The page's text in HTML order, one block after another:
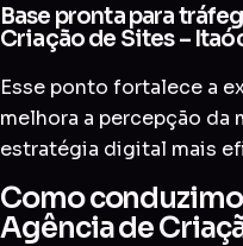
Base pronta para
Criação de Sites –
Esse ponto fortalece a
melhora a percepção da
estratégia digital mais
Como
Agência de